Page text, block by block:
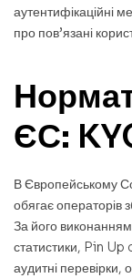
аутентифікаційні
про пов’язані
ЄС:
В Європейському
обягає операторів
За його
статистики, Pin Up
аудитні перевірки,